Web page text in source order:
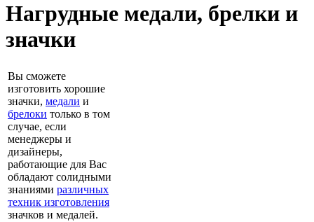
Нагрудные медали, брелки и
значки
Вы сможете
изготовить хорошие
значки, мeдали и
брелоки только в том
случае, если
менеджеры и
дизайнеры,
работающие для Вас
обладают солидными
знаниями различных
техник изготовления
значков и медалей.